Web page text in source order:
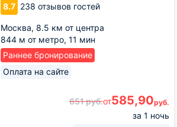
8.7 238 отзывов гостей
Москва, 8.5 км от центра
844 м от метро, 11 мин
Раннее бронирование
Оплата на сайте
651руб.от585,90руб.
за 1 ночь